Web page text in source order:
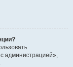
администрацией»,